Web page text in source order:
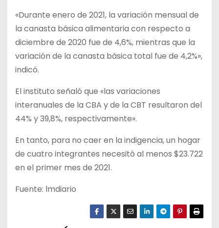
«Durante enero de 2021, la variación mensual de
la canasta básica alimentaria con respecto a
diciembre de 2020 fue de 4,6%, mientras que la
variación de la canasta básica total fue de 4,2%»,
indicó.
El instituto señaló que «las variaciones
interanuales de la CBA y de la CBT resultaron del
44% y 39,8%, respectivamente».
En tanto, para no caer en la indigencia, un hogar
de cuatro integrantes necesitó al menos $23.722
en el primer mes de 2021.
Fuente: lmdiario